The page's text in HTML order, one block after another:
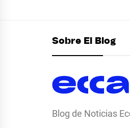
Sobre El Blog
Blog de Noticias